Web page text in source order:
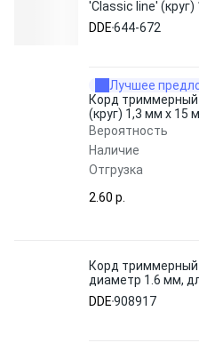
'Classic line'
(644-672), шт
DDE644-672
Лучшее
Корд триммерный
(круг) 1,3 мм х 15
Вероятность
Наличие
Отгрузка
2.60 p.
Корд триммерный
диаметр 1.6 мм,
DDE908917